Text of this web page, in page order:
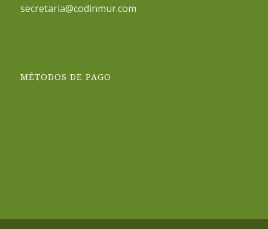
secretaria@codinmur.com
MÉTODOS DE PAGO